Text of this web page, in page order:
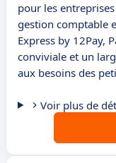
pour les
gestion comptable
Express by 12Pay,
conviviale et un
aux besoins des
Voir plus de